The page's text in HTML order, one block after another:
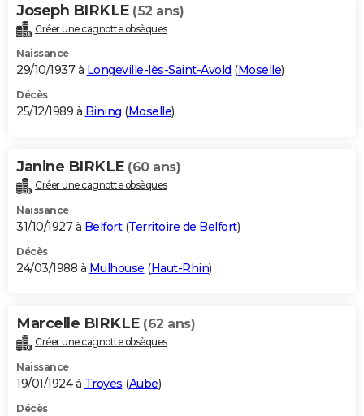
Joseph BIRKLE (52 ans)
Créer une cagnotte obsèques
Naissance
29/10/1937 à Longeville-lès-Saint-Avold (Moselle)
Décès
25/12/1989 à Bining (Moselle)
Janine BIRKLE (60 ans)
Créer une cagnotte obsèques
Naissance
31/10/1927 à Belfort(Territoire de Belfort)
Décès
24/03/1988 à Mulhouse (Haut-Rhin)
Marcelle BIRKLE (62 ans)
Créer une cagnotte obsèques
Naissance
19/01/1924 à Troyes (Aube)
Décès